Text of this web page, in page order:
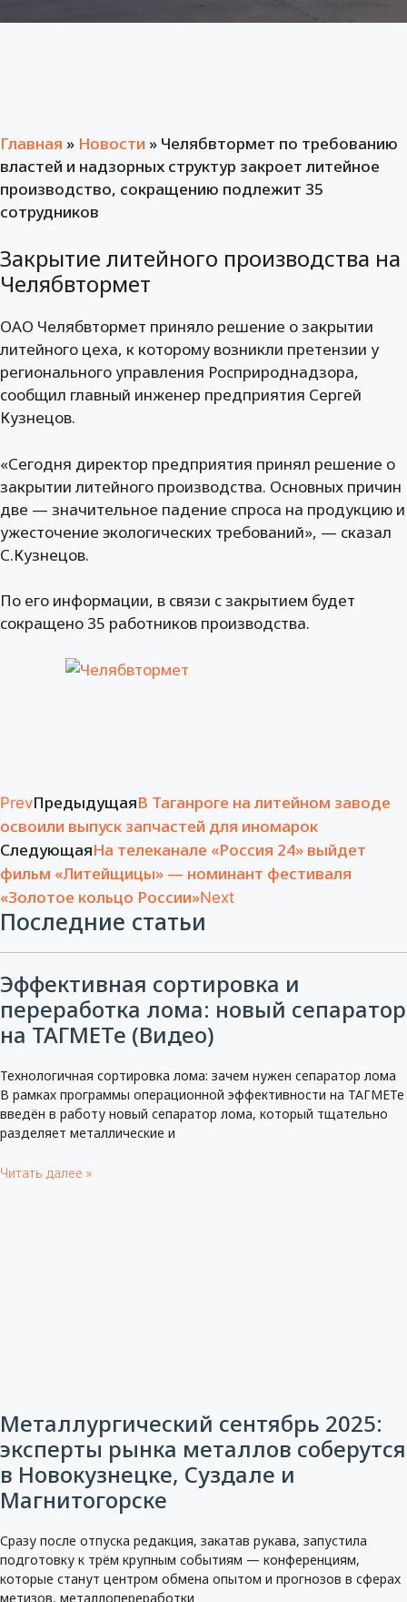
Главная » Новости » Челябвтормет по требованию
властей и надзорных структур закроет литейное
производство, сокращению подлежит 35
сотрудников
Закрытие литейного производства на
Челябвтормет
ОАО Челябвтормет приняло решение о закрытии
литейного цеха, к которому возникли претензии у
регионального управления Росприроднадзора,
сообщил главный инженер предприятия Сергей
Кузнецов.
«Сегодня директор предприятия принял решение о
закрытии литейного производства. Основных причин
две — значительное падение спроса на продукцию и
ужесточение экологических требований», — сказал
С.Кузнецов.
По его информации, в связи с закрытием будет
сокращено 35 работников производства.
PrevПредыдущаяВ Таганроге на литейном заводе
освоили выпуск запчастей для иномарок
СледующаяНа телеканале «Россия 24» выйдет
фильм «Литейщицы» — номинант фестиваля
«Золотое кольцо России»Next
Последние статьи
Эффективная сортировка и
переработка лома: новый сепаратор
на ТАГМЕТе (Видео)
Технологичная сортировка лома: зачем нужен сепаратор лома
В рамках программы операционной эффективности на ТАГМЕТе
введён в работу новый сепаратор лома, который тщательно
разделяет металлические и
Читать далее »
Металлургический сентябрь 2025:
эксперты рынка металлов соберутся
в Новокузнецке, Суздале и
Магнитогорске
Сразу после отпуска редакция, закатав рукава, запустила
подготовку к трём крупным событиям — конференциям,
которые станут центром обмена опытом и прогнозов в сферах
метизов, металлопереработки